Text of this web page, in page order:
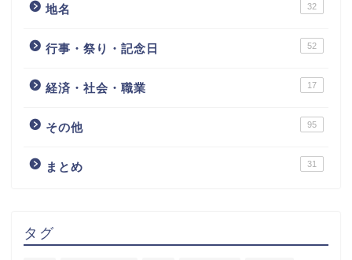
地名 32
行事・祭り・記念日 52
経済・社会・職業 17
その他 95
まとめ 31
タグ